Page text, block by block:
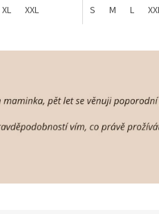
Záruka
XL XXL
teplotu,
S M L